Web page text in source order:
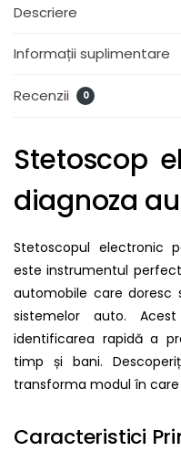
Descriere
Informații suplimentare
Recenzii 0
Stetoscop
diagnoza
Stetoscopul electronic
este instrumentul
automobile care doresc
sistemelor auto.
identificarea rapidă a
timp și bani.
transforma modul în
Caracteristici